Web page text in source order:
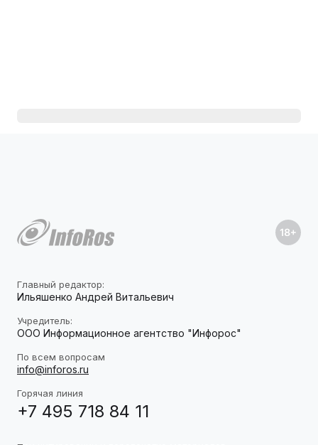
Главный редактор:
Ильяшенко Андрей Витальевич
Учредитель:
ООО Информационное агентство "Инфорос"
По всем вопросам
info@inforos.ru
Горячая линия
+7 495 718 84 11